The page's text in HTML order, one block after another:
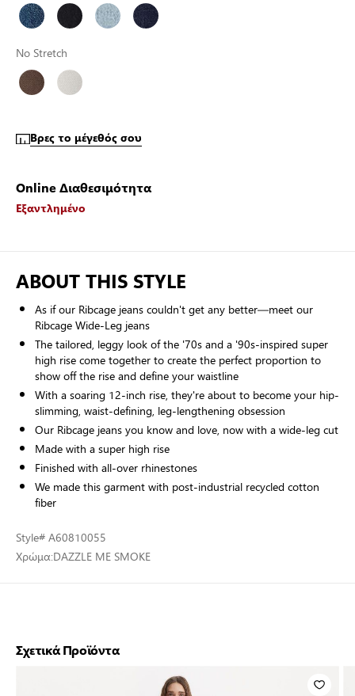
No Stretch
Βρες το μέγεθός σου
Online Διαθεσιμότητα
Εξαντλημένο
ABOUT THIS STYLE
As if our Ribcage jeans couldn't get any better—meet our
Ribcage Wide-Leg jeans
The tailored, leggy look of the '70s and a '90s-inspired super
high rise come together to create the perfect proportion to
show off the rise and define your waistline
With a soaring 12-inch rise, they're about to become your hip-
slimming, waist-defining, leg-lengthening obsession
Our Ribcage jeans you know and love, now with a wide-leg cut
Made with a super high rise
Finished with all-over rhinestones
We made this garment with post-industrial recycled cotton
fiber
Style# A60810055
Χρώμα:DAZZLE ME SMOKE
Σχετικά Προϊόντα